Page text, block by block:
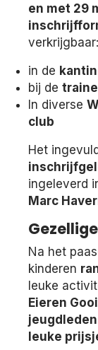
en met 29
verkrijgbaar:
in de
bij de
In diverse
club
Het
ingeleverd
Marc
Na het
kinderen
leuke
Eieren
jeugdleden
leuke